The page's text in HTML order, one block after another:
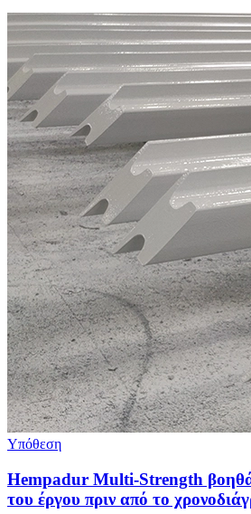
Υπόθεση
Hempadur Multi-Strength
του έργου πριν από το